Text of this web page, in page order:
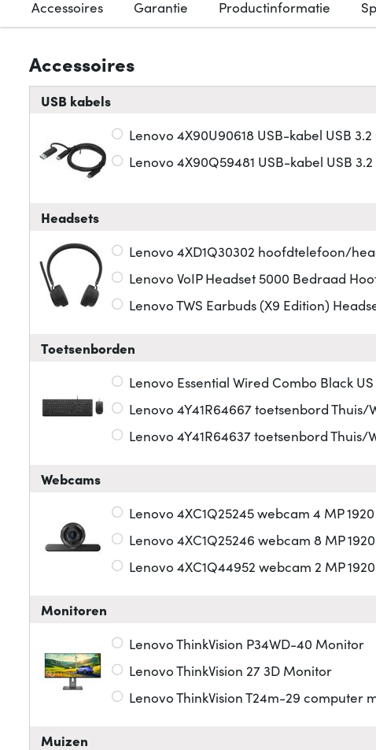
Accessoires Garantie Productinformatie
Accessoires
USB kabels
Lenovo 4X90U90618 USB-kabel USB 3.2
Lenovo 4X90Q59481 USB-kabel USB 3.2
Headsets
Lenovo 4XD1Q30302 hoofdtelefoon/
Lenovo VoIP Headset 5000 Bedraad
Lenovo TWS Earbuds (X9 Edition)
Toetsenborden
Lenovo Essential Wired Combo Black
Lenovo 4Y41R64667 toetsenbord Thuis/
Lenovo 4Y41R64637 toetsenbord Thuis/
Webcams
Lenovo 4XC1Q25245 webcam 4 MP
Lenovo 4XC1Q25246 webcam 8 MP
Lenovo 4XC1Q44952 webcam 2 MP
Monitoren
Lenovo ThinkVision P34WD-40 Monitor
Lenovo ThinkVision 27 3D Monitor
Lenovo ThinkVision T24m-29 computer
Muizen